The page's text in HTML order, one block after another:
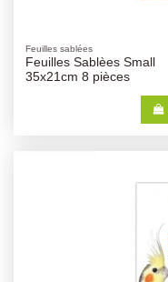
Feuilles sablées
Feuilles Sablèes Small
35x21cm 8 pièces